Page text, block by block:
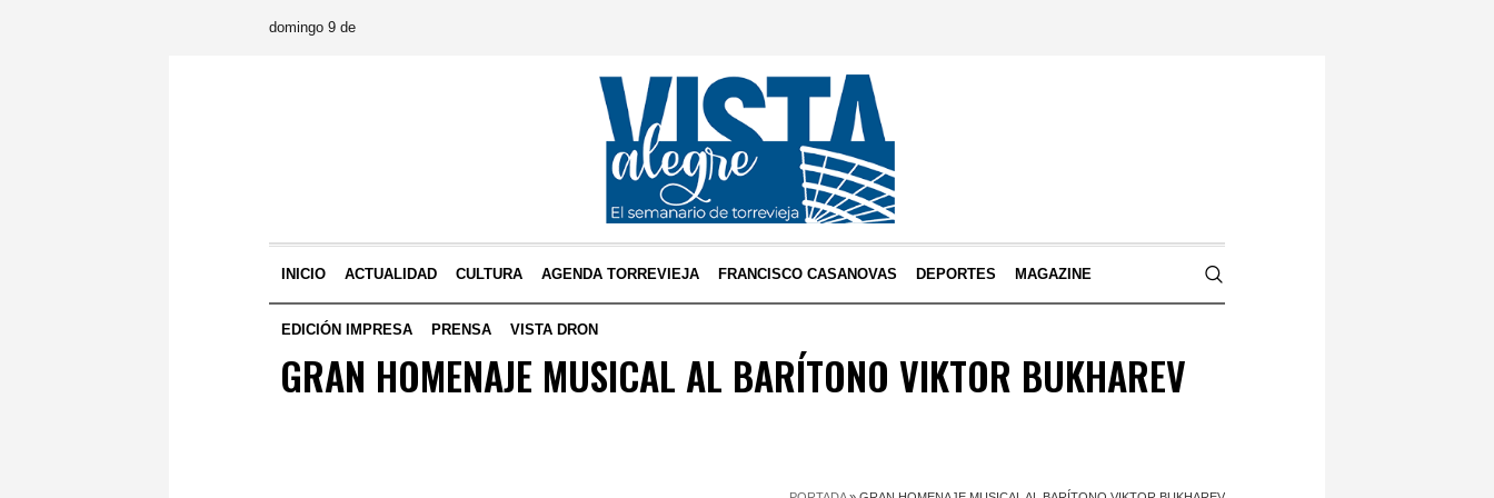
domingo 9 de
INICIO ACTUALIDAD CULTURA AGENDA TORREVIEJA FRANCISCO CASANOVAS DEPORTES MAGAZINE
EDICIÓN IMPRESA PRENSA VISTA DRON
GRAN HOMENAJE MUSICAL AL BARÍTONO VIKTOR BUKHAREV